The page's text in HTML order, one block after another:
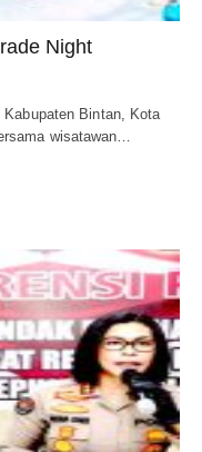
Night
Bintan, Kota
wisatawan…